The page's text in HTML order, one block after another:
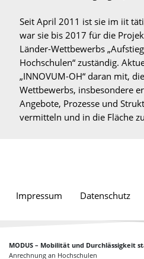
Seit April 2011 ist sie im iit
war sie bis 2017 für die
Länder-Wettbewerbs
Hochschulen“ zuständig.
„INNOVUM-OH“ daran mit,
Wettbewerbs, insbesondere
Angebote, Prozesse und
vermitteln und in die Fläche
Impressum Datenschutz
MODUS – Mobilität und Durchlässigkeit
Anrechnung an Hochschulen